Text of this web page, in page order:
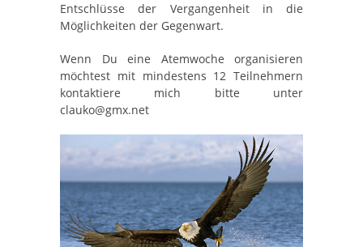
Entschlüsse der Vergangenheit in die
Möglichkeiten der Gegenwart.
Wenn Du eine Atemwoche organisieren
möchtest mit mindestens 12 Teilnehmern
kontaktiere mich bitte unter
clauko@gmx.net